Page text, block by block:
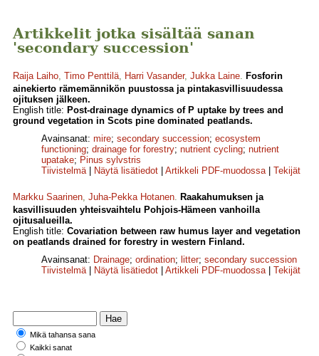
Artikkelit jotka sisältää sanan
'secondary succession'
Raija Laiho, Timo Penttilä, Harri Vasander, Jukka Laine. Fosforin
ainekierto rämemännikön puustossa ja pintakasvillisuudessa
ojituksen jälkeen.
English title: Post-drainage dynamics of P uptake by trees and
ground vegetation in Scots pine dominated peatlands.
Avainsanat: mire; secondary succession; ecosystem
functioning; drainage for forestry; nutrient cycling; nutrient
upatake; Pinus sylvstris
Tiivistelmä| Näytä lisätiedot Artikkeli PDF-muodossa| Tekijät
Markku Saarinen, Juha-Pekka Hotanen. Raakahumuksen ja
kasvillisuuden yhteisvaihtelu Pohjois-Hämeen vanhoilla
ojitusalueilla.
English title: Covariation between raw humus layer and vegetation
on peatlands drained for forestry in western Finland.
Avainsanat: Drainage; ordination; litter; secondary succession
Tiivistelmä| Näytä lisätiedot Artikkeli PDF-muodossa| Tekijät
Mikä tahansa sana
Kaikki sanat